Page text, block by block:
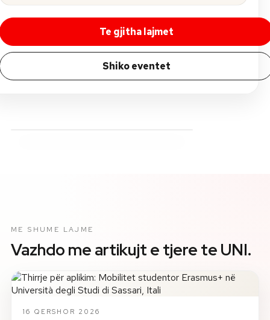
Te gjitha lajmet
Shiko eventet
ME SHUME LAJME
Vazhdo me artikujt e tjere te UNI.
16 QERSHOR 2026